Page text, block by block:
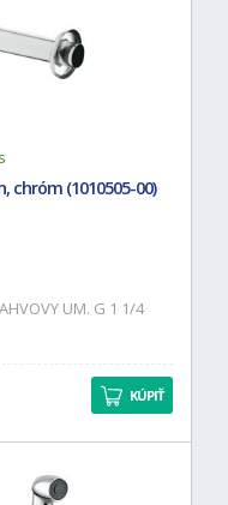
chróm (1010505-00)
UM. G 1 1/4
KÚPIŤ